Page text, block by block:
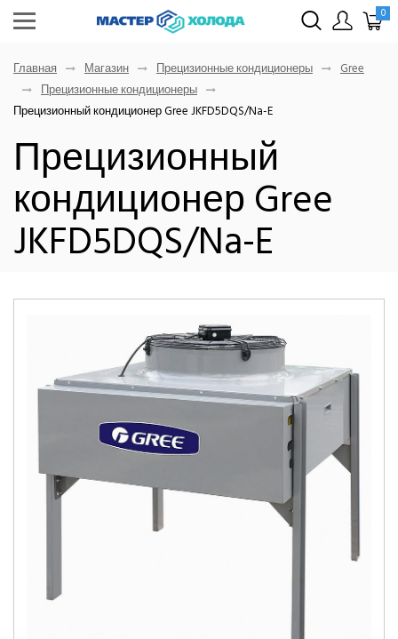
0
Главная Магазин Прецизионные кондиционеры
Gree
Прецизионные кондиционеры
Прецизионный кондиционер Gree JKFD5DQS/Na-E
Прецизионный
кондиционер Gree
JKFD5DQS/Na-E